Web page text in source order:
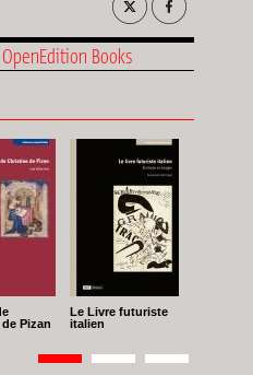
Books
Pizan
Le Livre futuriste
italien
Pagination
Page
1 Page
2 Page
3